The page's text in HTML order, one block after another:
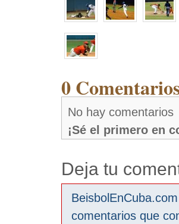
0
No hay comentarios
¡Sé el primero en
Deja tu
comentarios que